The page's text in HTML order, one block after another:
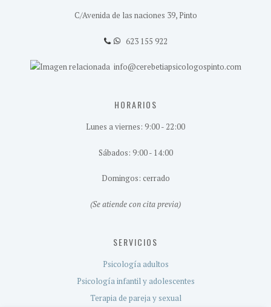
C/Avenida de las naciones 39, Pinto
623 155 922
info@cerebetiapsicologospinto.com
HORARIOS
Lunes a viernes: 9:00 - 22:00
Sábados: 9:00 - 14:00
Domingos: cerrado
(Se atiende con cita previa)
SERVICIOS
Psicología adultos
Psicología infantil y adolescentes
Terapia de pareja y sexual